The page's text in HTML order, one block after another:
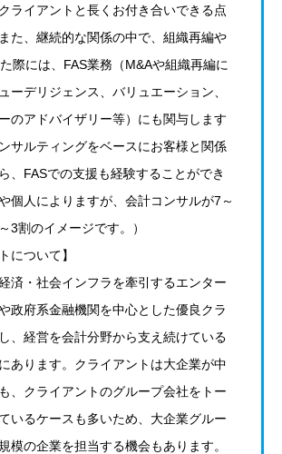
ライアントと長くお付き合いできる点
た、継続的な関係の中で、組織再編や
際には、FAS業務（M&Aや組織再編に
ーデリジェンス、バリュエーション、
のアドバイザリー等）にも関与します
サルティングをベースにお客様と関係
、FASでの支援も経験することができ
個人によりますが、会計コンサルが7～
3割のイメージです。）
について】
済・社会インフラを牽引するエンター
政府系金融機関を中心とした優良クラ
、経営を会計分野から支え続けている
あります。クライアントは大企業が中
、クライアントのグループ会社をトー
いるケースも多いため、大企業グルー
模の企業を担当する機会もあります。